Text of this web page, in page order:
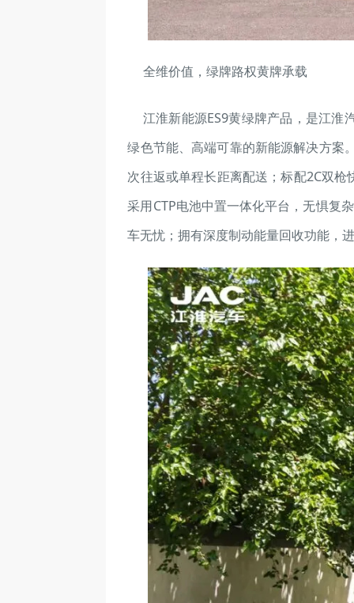
全维价值，绿牌路权黄牌承载
江淮新能源ES9黄绿牌产品，是江淮
绿色节能、高端可靠的新能源解决方案
次往返或单程长距离配送；标配2C双
采用CTP电池中置一体化平台，无惧复
车无忧；拥有深度制动能量回收功能，